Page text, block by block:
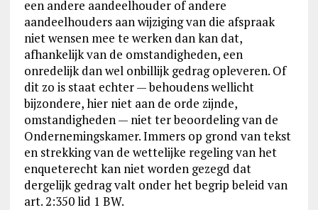
een andere aandeelhouder of andere
aandeelhouders aan wijziging van die afspraak
niet wensen mee te werken dan kan dat,
afhankelijk van de omstandigheden, een
onredelijk dan wel onbillijk gedrag opleveren. Of
dit zo is staat echter — behoudens wellicht
bijzondere, hier niet aan de orde zijnde,
omstandigheden — niet ter beoordeling van de
Ondernemingskamer. Immers op grond van tekst
en strekking van de wettelijke regeling van het
enqueterecht kan niet worden gezegd dat
dergelijk gedrag valt onder het begrip beleid van
art. 2:350 lid 1 BW.